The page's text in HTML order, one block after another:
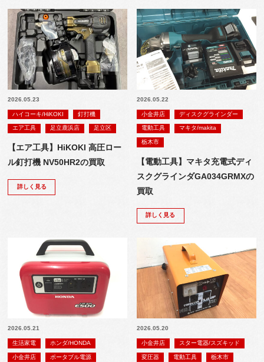
2026.05.23
ハイコーキ/HiKOKI 釘打機
エア工具 足立鹿浜店 足立区
【エア工具】HiKOKI 高圧ロー
ル釘打機 NV50HR2の買取
詳しく見る
2026.05.22
小金井店 ディスクグラインダー
電動工具 マキタ/makita
栃木市
【電動工具】マキタ充電式ディ
スクグラインダGA034GRMXの
買取
詳しく見る
2026.05.21
生活家電 ホンダ/HONDA
小金井店 ポータブル電源
2026.05.20
小金井店 スター電器/スズキッド
変圧器 電動工具 栃木市